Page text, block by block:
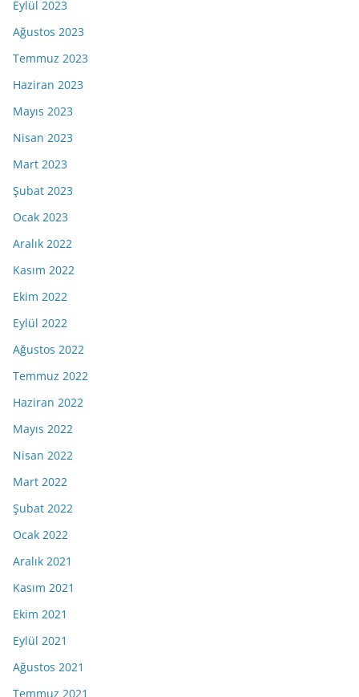
Eylül 2023
Ağustos 2023
Temmuz 2023
Haziran 2023
Mayıs 2023
Nisan 2023
Mart 2023
Şubat 2023
Ocak 2023
Aralık 2022
Kasım 2022
Ekim 2022
Eylül 2022
Ağustos 2022
Temmuz 2022
Haziran 2022
Mayıs 2022
Nisan 2022
Mart 2022
Şubat 2022
Ocak 2022
Aralık 2021
Kasım 2021
Ekim 2021
Eylül 2021
Ağustos 2021
Temmuz 2021